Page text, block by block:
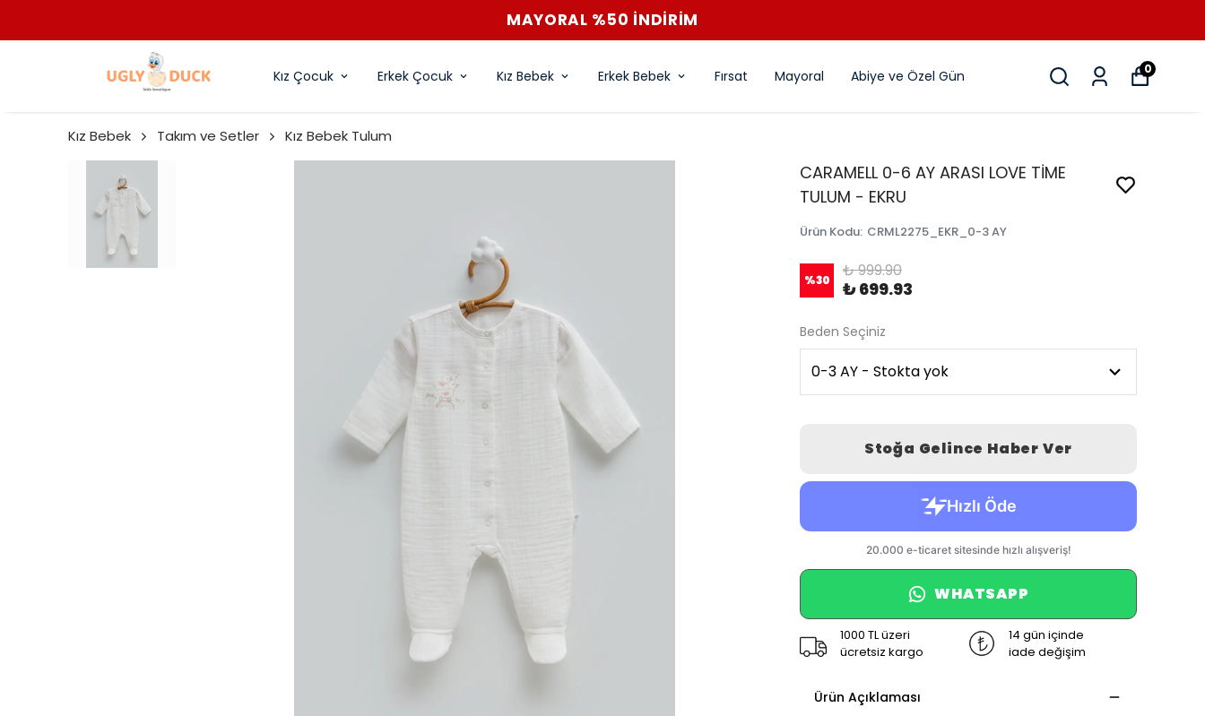
MAYORAL %50 İNDİRİM
Kız Çocuk Erkek Çocuk Kız Bebek Erkek Bebek Fırsat Mayoral Abiye ve Özel Gün 0
Kız Bebek Takım ve Setler Kız Bebek Tulum
CARAMELL 0-6 AY ARASI LOVE TİME
TULUM - EKRU
Ürün Kodu: CRML2275_EKR_0-3 AY
%30 ₺ 999.90
₺ 699.93
Beden Seçiniz
Stoğa Gelince Haber Ver
WHATSAPP
1000 TL üzeri
ücretsiz kargo
14 gün içinde
iade değişim
Ürün Açıklaması